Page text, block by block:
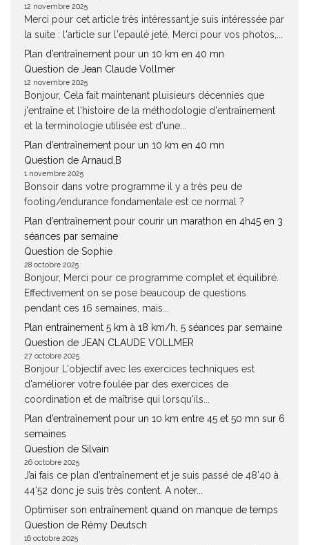
12 novembre 2025
Merci pour cet article très intéressant.je suis intéressée par
la suite : l'article sur l'epaulé jeté. Merci pour vos photos,...
Plan d’entraînement pour un 10 km en 40 mn
Question de Jean Claude Vollmer
12 novembre 2025
Bonjour, Cela fait maintenant pluisieurs décennies que
j'entraîne et l'histoire de la méthodologie d'entraînement
et la terminologie utilisée est d'une...
Plan d’entraînement pour un 10 km en 40 mn
Question de Arnaud.B
1 novembre 2025
Bonsoir dans votre programme il y a très peu de
footing/endurance fondamentale est ce normal ?
Plan d’entraînement pour courir un marathon en 4h45 en 3
séances par semaine
Question de Sophie
28 octobre 2025
Bonjour, Merci pour ce programme complet et équilibré.
Effectivement on se pose beaucoup de questions
pendant ces 16 semaines, mais...
Plan entrainement 5 km à 18 km/h, 5 séances par semaine
Question de JEAN CLAUDE VOLLMER
27 octobre 2025
Bonjour L'objectif avec les exercices techniques est
d'améliorer votre foulée par des exercices de
coordination et de maîtrise qui lorsqu'ils...
Plan d’entraînement pour un 10 km entre 45 et 50 mn sur 6
semaines
Question de Silvain
26 octobre 2025
J’ai fais ce plan d’entraînement et je suis passé de 48’40 à
44’52 donc je suis très content. A noter...
Optimiser son entraînement quand on manque de temps
Question de Rémy Deutsch
16 octobre 2025